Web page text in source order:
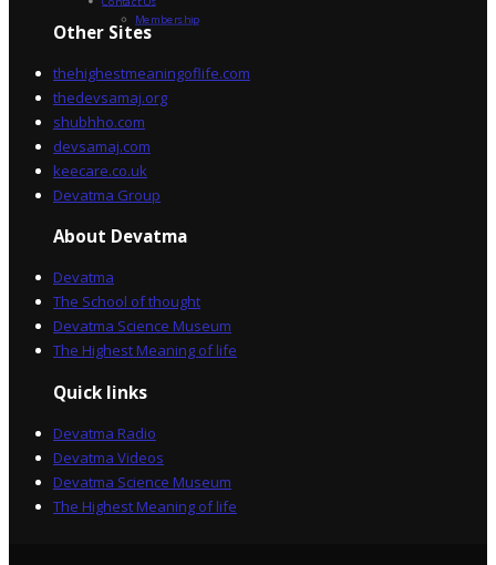
Other Sites
thehighestmeaningoflife.com
thedevsamaj.org
shubhho.com
devsamaj.com
keecare.co.uk
Devatma Group
About Devatma
Devatma
The School of thought
Devatma Science Museum
The Highest Meaning of life
Quick links
Devatma Radio
Devatma Videos
Devatma Science Museum
The Highest Meaning of life
Membership